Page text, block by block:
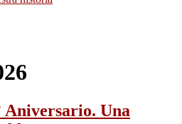
Aniversario. Una